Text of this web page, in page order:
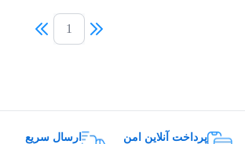
1
پرداخت آنلاین امن ارسال سریع